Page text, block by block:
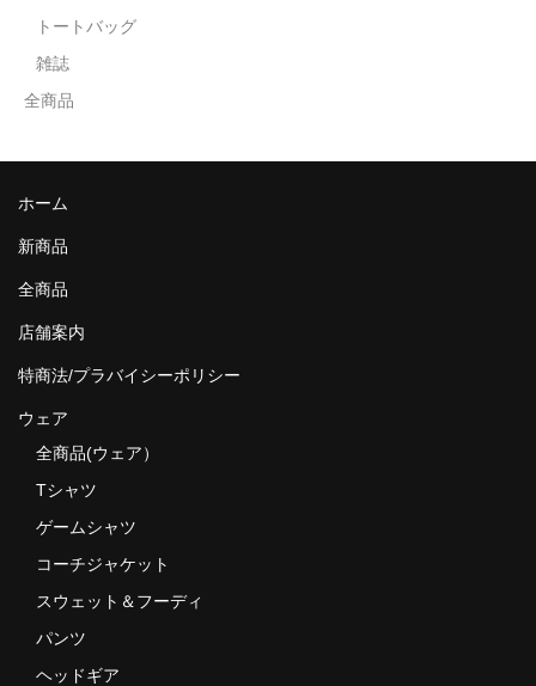
トートバッグ
雑誌
全商品
ホーム
新商品
全商品
店舗案内
特商法/プラバイシーポリシー
ウェア
全商品(ウェア）
Tシャツ
ゲームシャツ
コーチジャケット
スウェット＆フーディ
パンツ
ヘッドギア